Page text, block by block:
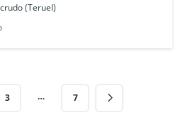
(Teruel)
3 … 7